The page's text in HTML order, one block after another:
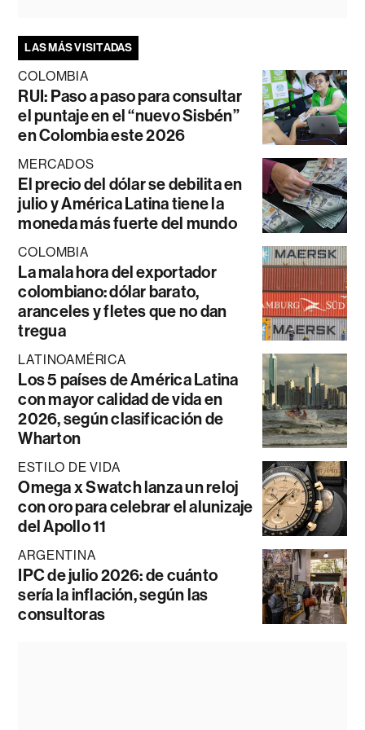
LAS MÁS VISITADAS
COLOMBIA
RUI: Paso a paso para consultar
el puntaje en el “nuevo Sisbén”
en Colombia este 2026
MERCADOS
El precio del dólar se debilita en
julio y América Latina tiene la
moneda más fuerte del mundo
COLOMBIA
La mala hora del exportador
colombiano: dólar barato,
aranceles y fletes que no dan
tregua
LATINOAMÉRICA
Los 5 países de América Latina
con mayor calidad de vida en
2026, según clasificación de
Wharton
ESTILO DE VIDA
Omega x Swatch lanza un reloj
con oro para celebrar el alunizaje
del Apollo 11
ARGENTINA
IPC de julio 2026: de cuánto
sería la inflación, según las
consultoras